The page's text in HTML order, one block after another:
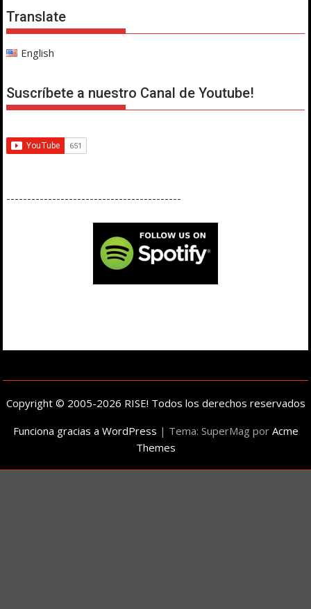
Translate
English
Suscríbete a nuestro Canal de Youtube!
------------------------------------------
Copyright © 2005-2026 RISE! Todos los derechos reservados
Funciona gracias a WordPress | Tema: SuperMag por Acme
Themes